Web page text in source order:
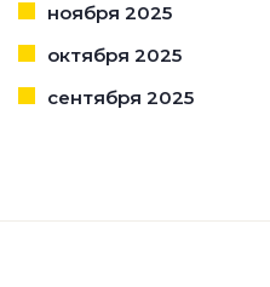
ноября 2025
октября 2025
сентября 2025